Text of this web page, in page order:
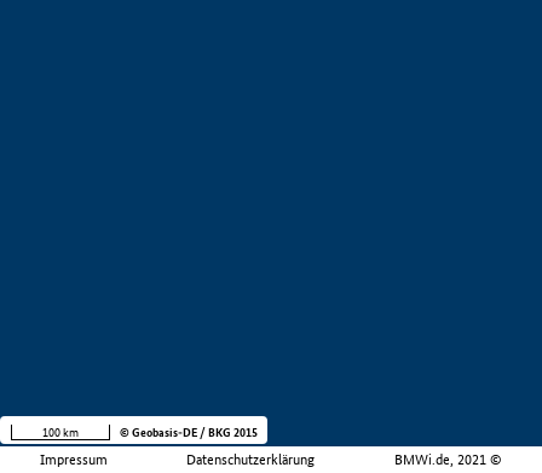
Impressum Datenschutzerklärung BMWi.de, 2021 ©
100 km © Geobasis-DE / BKG 2015